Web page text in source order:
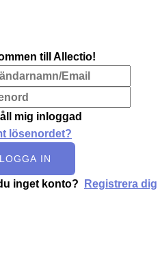
till Allectio!
mig inloggad
lösenordet?
LOGGA IN
inget konto? Registrera dig